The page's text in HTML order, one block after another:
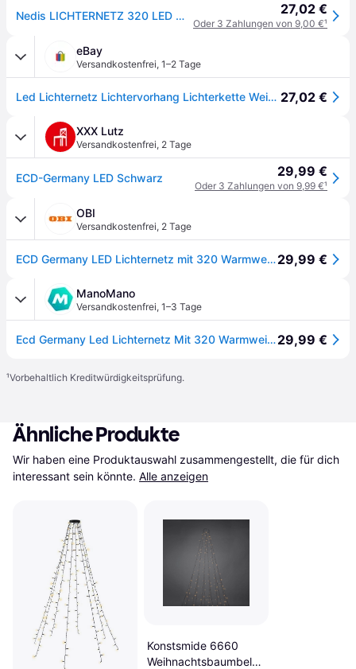
Nedis LICHTERNETZ 320 LED WW AUSSEN, Girlande, Grün, Weiß, Weihnachten, 6 m, Junge/Mädchen, Modern 27,02 €
Oder 3 Zahlungen von 9,00 €¹
eBay
Versandkostenfrei, 1–2 Tage
Led Lichternetz Lichtervorhang Lichterkette Weihnachten Warmweiß 320 Led 3 M 27,02 €
XXX Lutz
Versandkostenfrei, 2 Tage
ECD-Germany LED Schwarz 29,99 €
Oder 3 Zahlungen von 9,99 €¹
OBI
Versandkostenfrei, 2 Tage
ECD Germany LED Lichternetz mit 320 Warmweiße LEDs 3x1,5 m IP44 Wasserdicht29,99 €
ManoMano
Versandkostenfrei, 1–3 Tage
Ecd Germany Led Lichternetz Mit 320 Warmweiße Leds, 3x1,5 M, Weihnachten Led Lichtervorhang Lichterkette Weihnachtsbeleuchtung Lichterkettenvorhang, Für Den Innen- Und Außenbereich, Ip44 Wasserdicht29,99 €
¹Vorbehaltlich Kreditwürdigkeitsprüfung.
Ähnliche Produkte
Wir haben eine Produktauswahl zusammengestellt, die für dich
interessant sein könnte. Alle anzeigen
Konstsmide 6660
Weihnachtsbaumbeleuchtung